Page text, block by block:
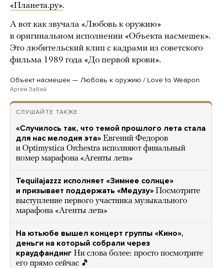
«Планета.ру».
А вот как звучала «Любовь к оружию»
в оригинальном исполнении «Объекта насмешек».
Это любительский клип с кадрами из советского
фильма 1989 года «До первой крови».
Объект насмешек — Любовь к оружию / Love to Weapon
Артём Забей
СЛУШАЙТЕ ТАКЖЕ
«Случилось так, что темой прошлого лета стала
для нас мелодия эта» Евгений Федоров
и Optimystica Orchestra исполняют финальный
номер марафона «Агенты лета»
Tequilajazzz исполняет «Зимнее солнце»
и призывает поддержать «Медузу» Посмотрите
выступление первого участника музыкального
марафона «Агенты лета»
На ютьюбе вышел концерт группы «Кино»,
деньги на который собрали через
краудфандинг Ни слова более: просто посмотрите
его прямо сейчас 🎵